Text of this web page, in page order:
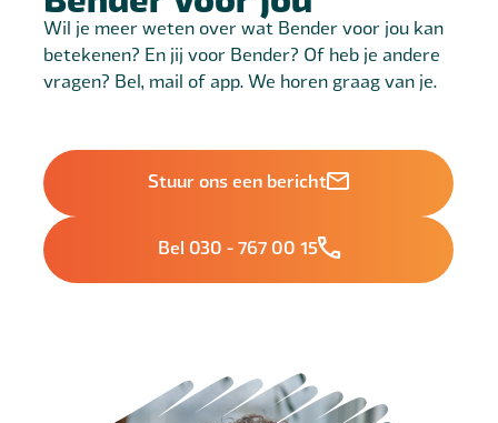
Wil je meer weten over wat Bender voor jou kan
betekenen? En jij voor Bender? Of heb je andere
vragen? Bel, mail of app. We horen graag van je.
Stuur ons een bericht
Bel 030 - 767 00 15